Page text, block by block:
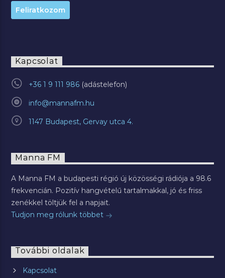
Kapcsolat
+36 1 9 111 986
info@mannafm.hu
1147 Budapest, Gervay utca 4.
Manna FM
A Manna FM a budapesti régió új közösségi rádiója a 98.6
frekvencián. Pozitív hangvételű tartalmakkal, jó és friss
zenékkel töltjük fel a napjait.
Tudjon meg rólunk többet
További oldalak
Kapcsolat